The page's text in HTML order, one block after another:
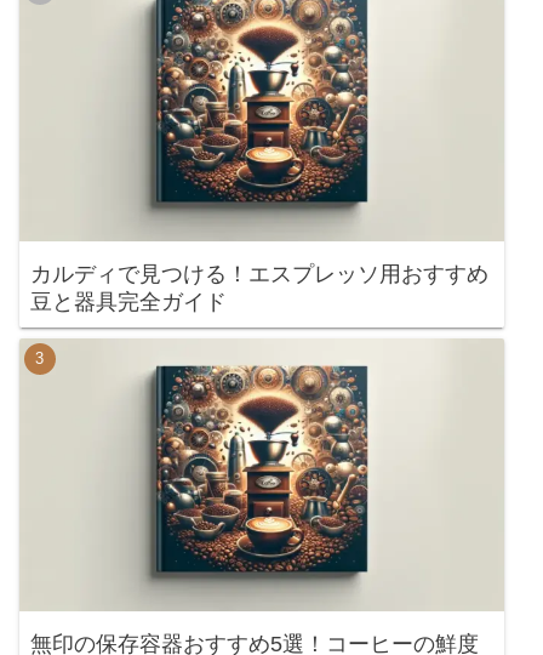
カルディで見つける！エスプレッソ用おすすめ
豆と器具完全ガイド
無印の保存容器おすすめ5選！コーヒーの鮮度